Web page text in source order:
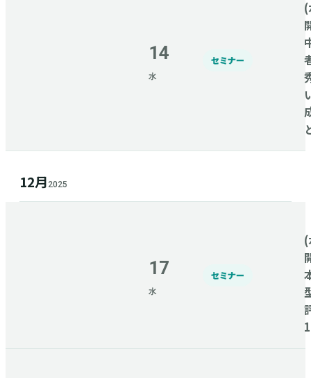
14
水
セミナー
12月 2025
17
水
セミナー